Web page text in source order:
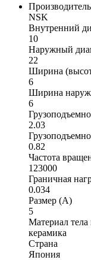
Производитель
NSK
Внутренний
10
Наружный
22
Ширина
6
Ширина
6
2.03
0.82
Частота
123000
Граничная
0.034
Размер (A)
5
Материал тела
керамика
Страна
Япония